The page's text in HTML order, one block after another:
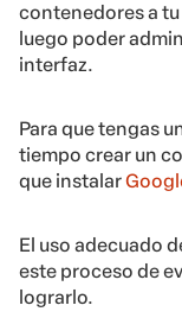
contenedores a
luego poder
interfaz.
Para que tengas
tiempo crear un
que instalar
El uso adecuado
este proceso de
lograrlo.